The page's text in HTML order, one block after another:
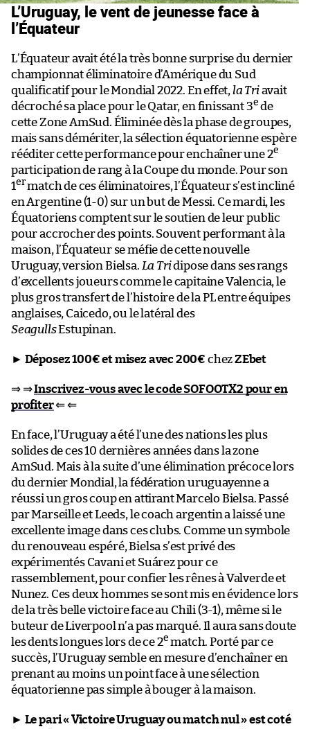
L’Uruguay, le vent de jeunesse face à
l’Équateur
L’Équateur avait été la très bonne surprise du dernier
championnat éliminatoire d’Amérique du Sud
qualificatif pour le Mondial 2022. En effet, la Triavait
décroché sa place pour le Qatar, en finissant 3e de
cette Zone AmSud. Éliminée dès la phase de groupes,
mais sans démériter, la sélection équatorienne espère
rééditer cette performance pour enchaîner une 2e
participation de rang à la Coupe du monde. Pour son
1ermatch de ces éliminatoires, l’Équateur s’est incliné
en Argentine (1-0) sur un but de Messi. Ce mardi, les
Équatoriens comptent sur le soutien de leur public
pour accrocher des points. Souvent performant à la
maison, l’Équateur se méfie de cette nouvelle
Uruguay, version Bielsa. La Tridipose dans ses rangs
d’excellents joueurs comme le capitaine Valencia, le
plus gros transfert de l’histoire de la PL entre équipes
anglaises, Caicedo, ou le latéral des
SeagullsEstupinan.
► Déposez 100€ et misez avec 200€ chezZEbet
⇒ ⇒Inscrivez-vous avec le code SOFOOTX2 pour en
profiter⇐ ⇐
En face, l’Uruguay a été l’une des nations les plus
solides de ces 10 dernières années dans la zone
AmSud. Mais à la suite d’une élimination précoce lors
du dernier Mondial, la fédération uruguayenne a
réussi un gros coup en attirant Marcelo Bielsa. Passé
par Marseille et Leeds, le coach argentin a laissé une
excellente image dans ces clubs. Comme un symbole
du renouveau espéré, Bielsa s’est privé des
expérimentés Cavani et Suárez pour ce
rassemblement, pour confier les rênes à Valverde et
Nunez. Ces deux hommes se sont mis en évidence lors
de la très belle victoire face au Chili (3-1), même si le
buteur de Liverpool n’a pas marqué. Il aura sans doute
les dents longues lors de ce 2e match. Porté par ce
succès, l’Uruguay semble en mesure d’enchaîner en
prenant au moins un point face à une sélection
équatorienne pas simple à bouger à la maison.
► Le pari « Victoire Uruguay ou match nul » est coté